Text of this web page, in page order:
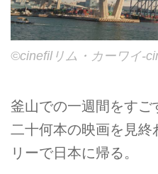
©cinefilリム・カーワイ-
釜山での一週間をすご
二十何本の映画を見終
リーで日本に帰る。